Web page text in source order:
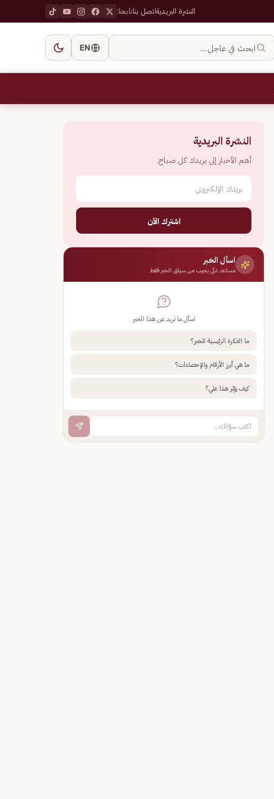
النشرة البريديةاتصل بناتابعنا:
ابحث في عاجل… EN
النشرة البريدية
أهم الأخبار إلى بريدك كل صباح.
اشترك الآن
اسأل الخبر
مساعد ذكي يجيب من سياق الخبر فقط
اسأل ما تريد عن هذا الخبر
ما الفكرة الرئيسية للخبر؟
ما هي أبرز الأرقام والإحصاءات؟
كيف يؤثر هذا علي؟